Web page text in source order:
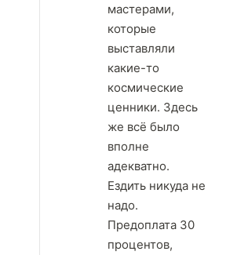
мастерами,
которые
выставляли
какие-то
космические
ценники. Здесь
же всё было
вполне
адекватно.
Ездить никуда не
надо.
Предоплата 30
процентов,